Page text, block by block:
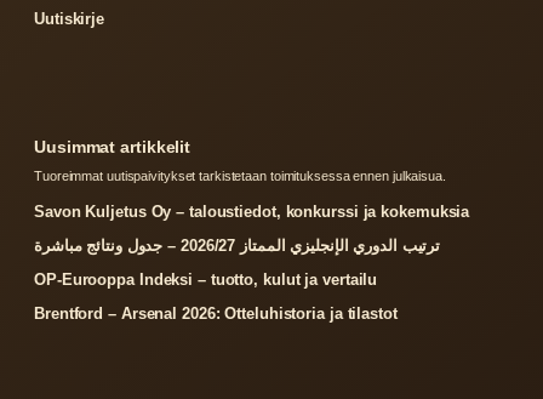
Uutiskirje
Uusimmat artikkelit
Tuoreimmat uutispaivitykset tarkistetaan toimituksessa ennen julkaisua.
Savon Kuljetus Oy – taloustiedot, konkurssi ja kokemuksia
ترتيب الدوري الإنجليزي الممتاز 2026/27 – جدول ونتائج مباشرة
OP-Eurooppa Indeksi – tuotto, kulut ja vertailu
Brentford – Arsenal 2026: Otteluhistoria ja tilastot